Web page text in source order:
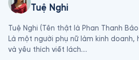
Tuệ Nghi
Tuệ Nghi (Tên thật là Phan Thanh
Là một người phụ nữ làm kinh doanh,
và yêu thích viết lách.